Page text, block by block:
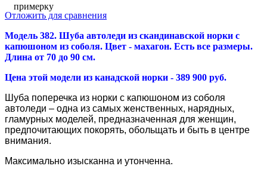
примерку
Отложить для сравнения
Модель 382. Шуба автоледи из скандинавской норки с
капюшоном из соболя. Цвет - махагон. Есть все размеры.
Длина от 70 до 90 см.
Цена этой модели из канадской норки - 389 900 руб.
Шуба поперечка из норки с капюшоном из соболя
автоледи – одна из самых женственных, нарядных,
гламурных моделей, предназначенная для женщин,
предпочитающих покорять, обольщать и быть в центре
внимания.
Максимально изысканна и утонченна.